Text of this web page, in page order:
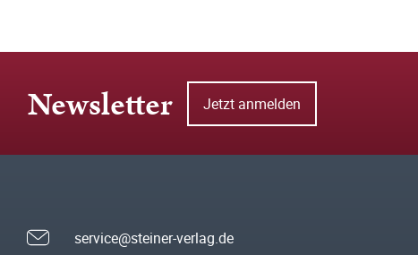
Newsletter Jetzt anmelden
service@steiner-verlag.de